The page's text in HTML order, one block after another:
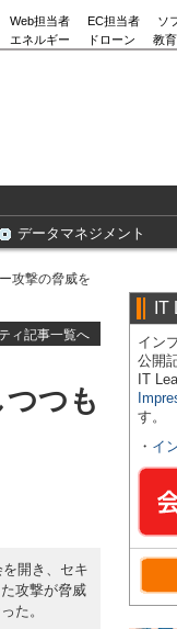
Web担当者 EC担当者
ソ
エネルギー
ドローン 教
データマネジメント
攻撃の脅威を
ィ記事一覧へ
つも
開き、セキ
攻撃が脅威
た。
IT
イン
公開
IT
す。
・ イ